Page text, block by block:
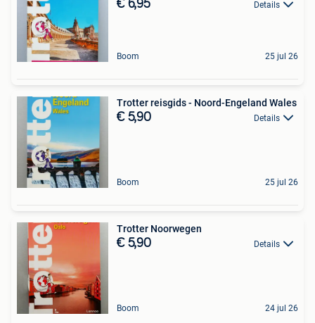
€ 6,95 Details
Boom 25 jul 26
Trotter reisgids - Noord-Engeland Wales
€ 5,90 Details
Boom 25 jul 26
Trotter Noorwegen
€ 5,90 Details
Boom 24 jul 26